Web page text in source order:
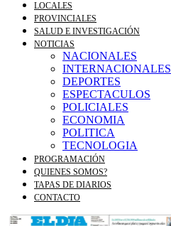
LOCALES
PROVINCIALES
SALUD E INVESTIGACIÓN
NOTICIAS
NACIONALES
INTERNACIONALES
DEPORTES
ESPECTACULOS
POLICIALES
ECONOMIA
POLITICA
TECNOLOGIA
PROGRAMACIÓN
QUIENES SOMOS?
TAPAS DE DIARIOS
CONTACTO